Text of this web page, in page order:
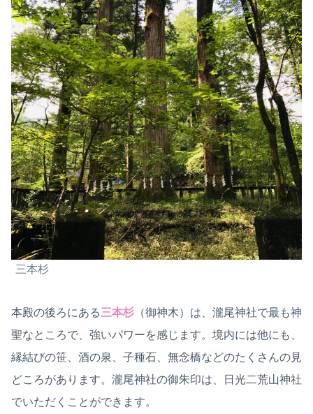
三本杉
本殿の後ろにある三本杉 （御神木）は、瀧尾神社で最も神
聖なところで、強いパワーを感じます。境内には他にも、
縁結びの笹、酒の泉、子種石
無念橋などのたくさんの見
どころがあります。瀧尾神社の御朱印は、日光二荒山神社
でいただくことができます。